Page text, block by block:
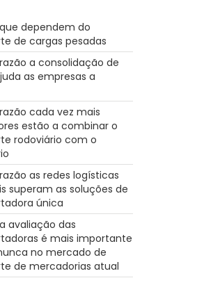
ferro
no sector dos transportes
dependem do
de cargas pesadas
a consolidação de
as empresas a
cada vez mais
estão a combinar o
rodoviário com o
as redes logísticas
superam as soluções de
única
avaliação das
é mais importante
no mercado de
de mercadorias atual